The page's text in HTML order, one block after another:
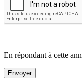
En répondant à cette